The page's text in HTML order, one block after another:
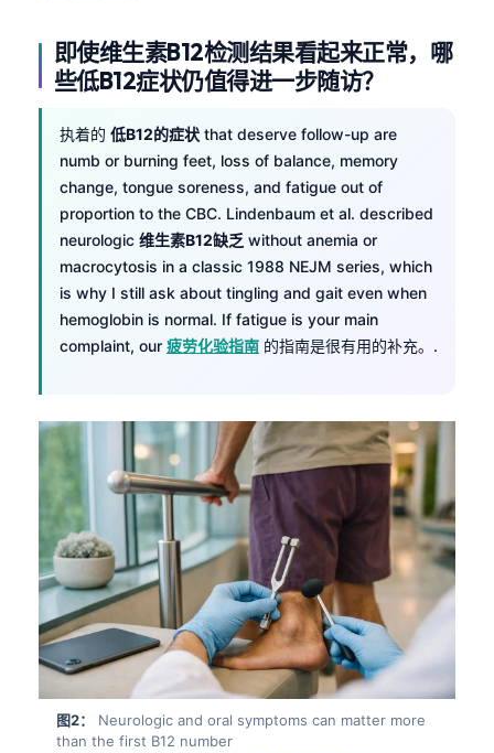
即使维生素B12检测结果看起来正常，哪
些低B12症状仍值得进一步随访？
执着的 低B12的症状 that deserve follow-up are
numb or burning feet, loss of balance, memory
change, tongue soreness, and fatigue out of
proportion to the CBC. Lindenbaum et al. described
neurologic 维生素B12缺乏 without anemia or
macrocytosis in a classic 1988 NEJM series, which
is why I still ask about tingling and gait even when
hemoglobin is normal. If fatigue is your main
complaint, our 疲劳化验指南 的指南是很有用的补充。.
图2：
Neurologic and oral symptoms can matter more
than the first B12 number